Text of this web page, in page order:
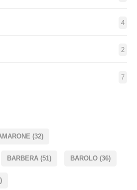
4
2
7
(32)
BARBERA (51) BAROLO (36)